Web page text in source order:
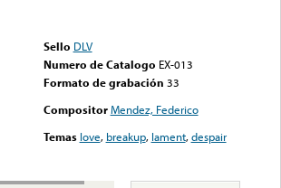
Sello DLV
Numero de Catalogo EX-013
Formato de grabación 33
Compositor Mendez, Federico
Temas love, breakup, lament,despair